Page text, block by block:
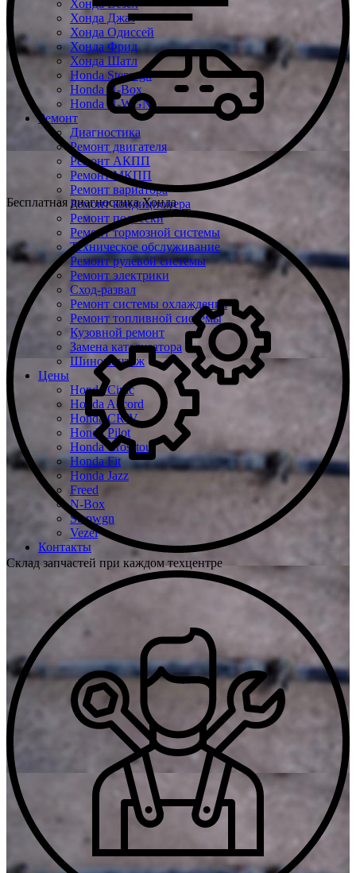
Хонда Везел
Хонда Джаз
Хонда Одиссей
Хонда Фрид
Хонда Шатл
Honda Stepwgn
Honda N-Box
Honda N-WGN
Ремонт
Диагностика
Ремонт двигателя
Ремонт АКПП
Ремонт МКПП
Ремонт вариатора
Ремонт кондиционера
Ремонт подвески
Ремонт тормозной системы
Техническое обслуживание
Ремонт рулевой системы
Ремонт электрики
Сход-развал
Ремонт системы охлаждения
Ремонт топливной системы
Кузовной ремонт
Замена катализатора
Шиномонтаж
Цены
Honda Civic
Honda Accord
Honda CR-V
Honda Pilot
Honda Crosstour
Honda Fit
Honda Jazz
Freed
N-Box
Stepwgn
Vezel
Контакты
Бесплатная диагностика Хонда
Склад запчастей при каждом техцентре